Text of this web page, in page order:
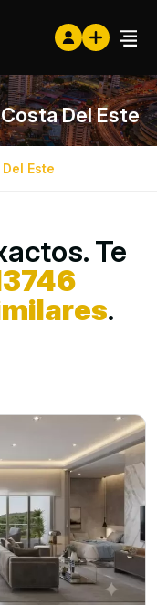
Del Este
Este
Te
.